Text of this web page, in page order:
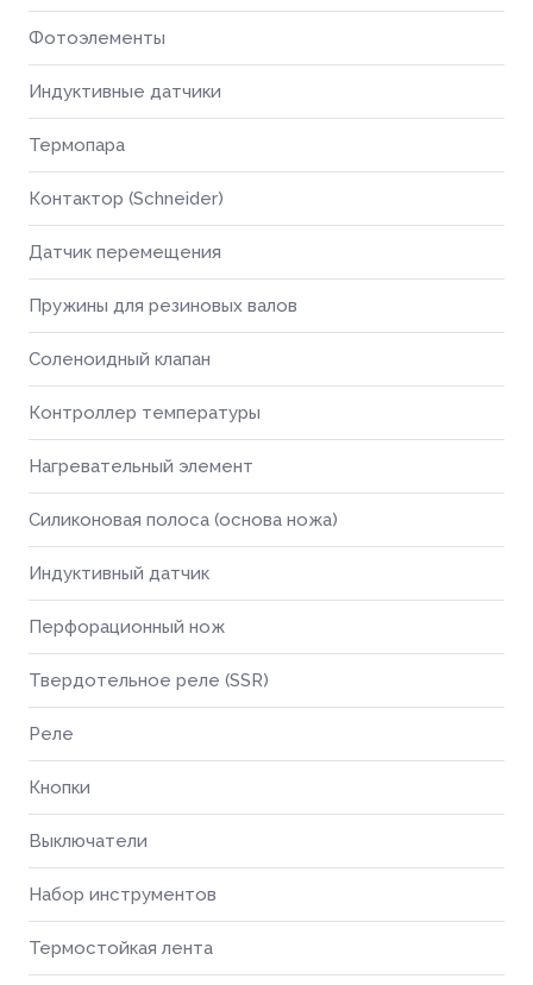
Фотоэлементы
Индуктивные датчики
Термопара
Контактор (Schneider)
Датчик перемещения
Пружины для резиновых валов
Соленоидный клапан
Контроллер температуры
Нагревательный элемент
Силиконовая полоса (основа ножа)
Индуктивный датчик
Перфорационный нож
Твердотельное реле (SSR)
Реле
Кнопки
Выключатели
Набор инструментов
Термостойкая лента